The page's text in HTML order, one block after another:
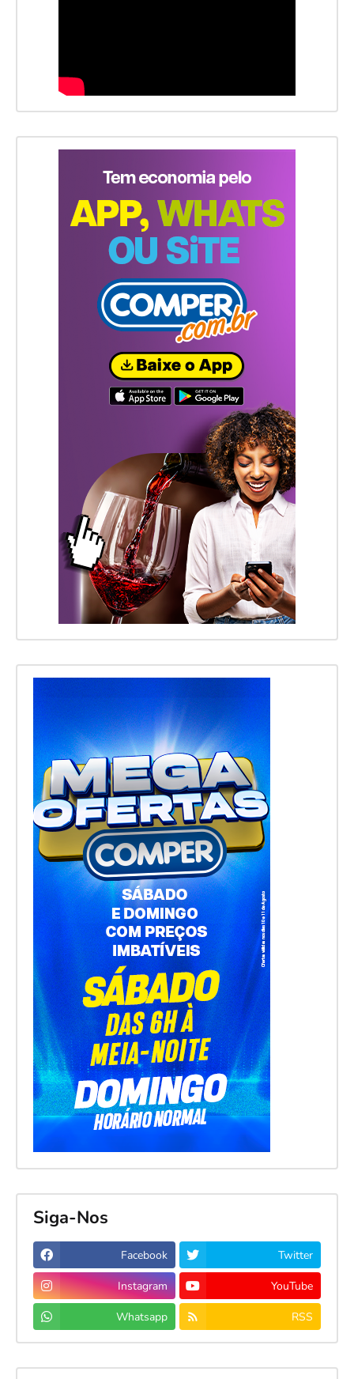
Siga-Nos
Facebook Twitter
Instagram YouTube
Whatsapp RSS